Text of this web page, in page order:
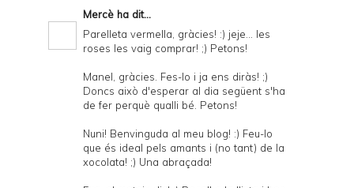
Mercè ha dit...
Parelleta vermella, gràcies! :) jeje... les
roses les vaig comprar! ;) Petons!
Manel, gràcies. Fes-lo i ja ens diràs! ;)
Doncs això d'esperar al dia següent s'ha
de fer perquè qualli bé. Petons!
Nuni! Benvinguda al meu blog! :) Feu-lo
que és ideal pels amants i (no tant) de la
xocolata! ;) Una abraçada!